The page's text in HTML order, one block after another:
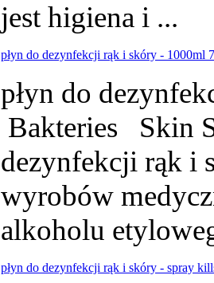
jest higiena i ...
płyn do dezynfekcji rąk i skóry - 1000ml
płyn do
Bakteries Skin
dezynfekcji rąk i
wyrobów
alkoholu
płyn do dezynfekcji rąk i skóry - spray